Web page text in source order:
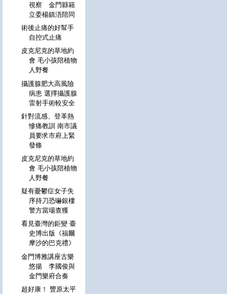
視察 金門縣籍
立委楊鎮浯陪同
術後止痛的好幫手
自控式止痛
皮克尼克的草地約
會 毛小孩陪植物
人野餐
攝護腺肥大高風險
病患 選擇攝護腺
雷射手術較安全
針對流感、登革熱
慘痛教訓 南市議
員要求市府上緊
發條
皮克尼克的草地約
會 毛小孩陪植物
人野餐
疑有憂鬱症女子失
序持刀恐嚇銀樓
警方當場查獲
看見臺灣的鉅變 臺
史博出版《福爾
摩沙的巴克禮》
金門博雅講座古樂
悠揚 李國俊與
金門樂府合奏
超好康！ 豐原太平